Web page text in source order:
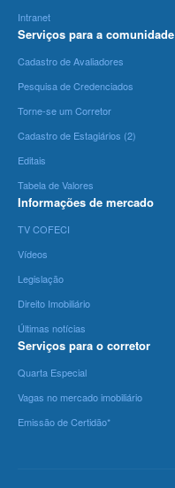
Intranet
Serviços para a comunidade
Cadastro de Avaliadores
Pesquisa de Credenciados
Torne-se um Corretor
Cadastro de Estagiários (2)
Editais
Tabela de Valores
Informações de mercado
TV COFECI
Vídeos
Legislação
Direito Imobiliário
Últimas notícias
Serviços para o corretor
Quarta Especial
Vagas no mercado imobiliário
Emissão de Certidão*